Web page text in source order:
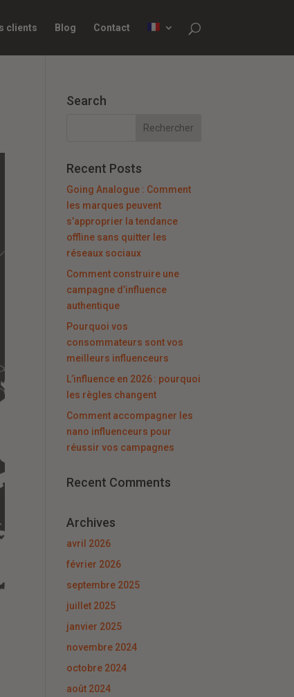
clients Blog Contact
Search
Recent Posts
Going Analogue : Comment
les marques peuvent
s’approprier la tendance
offline sans quitter les
réseaux sociaux
Comment construire une
campagne d’influence
authentique
Pourquoi vos
consommateurs sont vos
meilleurs influenceurs
L’influence en 2026 : pourquoi
les règles changent
Comment accompagner les
nano influenceurs pour
réussir vos campagnes
Recent Comments
Archives
avril 2026
février 2026
septembre 2025
juillet 2025
janvier 2025
novembre 2024
octobre 2024
août 2024